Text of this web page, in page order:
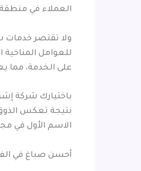
العملاء في منطقة
ولا تقتصر خدمات
للعوامل
على الخدمة، مما
باختيارك شركة
نتيجة تعكس الذوق
الاسم الأول في
أحسن صباغ في